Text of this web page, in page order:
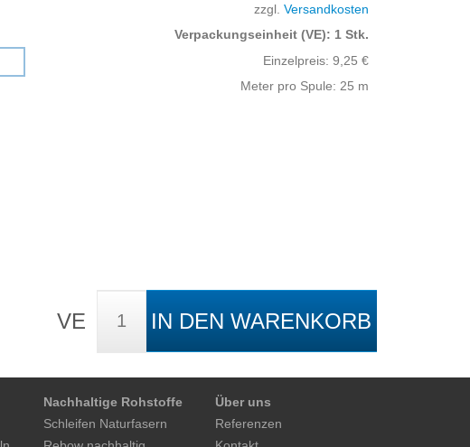
zzgl. Versandkosten
Verpackungseinheit (VE): 1 Stk.
Einzelpreis: 9,25 €
Meter pro Spule: 25 m
VE IN DEN WARENKORB
Nachhaltige Rohstoffe
Schleifen Naturfasern
Über uns
Referenzen